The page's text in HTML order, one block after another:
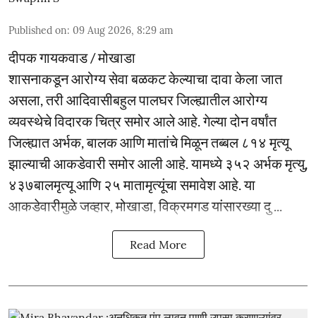
Published on: 09 Aug 2026, 8:29 am
दीपक गायकवाड / मोखाडा
शासनाकडून आरोग्य सेवा बळकट केल्याचा दावा केला जात
असला, तरी आदिवासीबहुल पालघर जिल्ह्यातील आरोग्य
व्यवस्थेचे विदारक चित्र समोर आले आहे. गेल्या दोन वर्षांत
जिल्ह्यात अर्भक, बालक आणि मातांचे मिळून तब्बल ८१४ मृत्यू
झाल्याची आकडेवारी समोर आली आहे. यामध्ये ३५२ अर्भक मृत्यु,
४३७बालमृत्यू आणि २५ मातामृत्यूंचा समावेश आहे. या
आकडेवारीमुळे जव्हार, मोखाडा, विक्रमगड यांसारख्या दु ...
Read More